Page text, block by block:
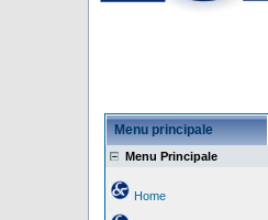
Menu principale
Menu Principale
Home